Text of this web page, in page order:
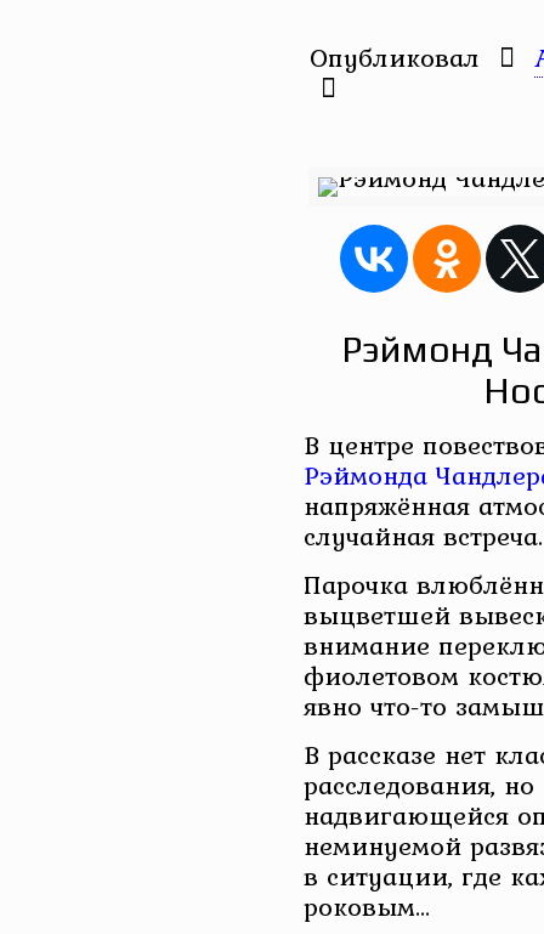
Опубликовал
Рэймонд
В центре
Рэймонда
напряжённая
случайная встреча.
Парочка
выцветшей
внимание
фиолетовом
явно что-то
В рассказе нет
расследования,
надвигающейся
неминуемой
в ситуации, где
роковым…